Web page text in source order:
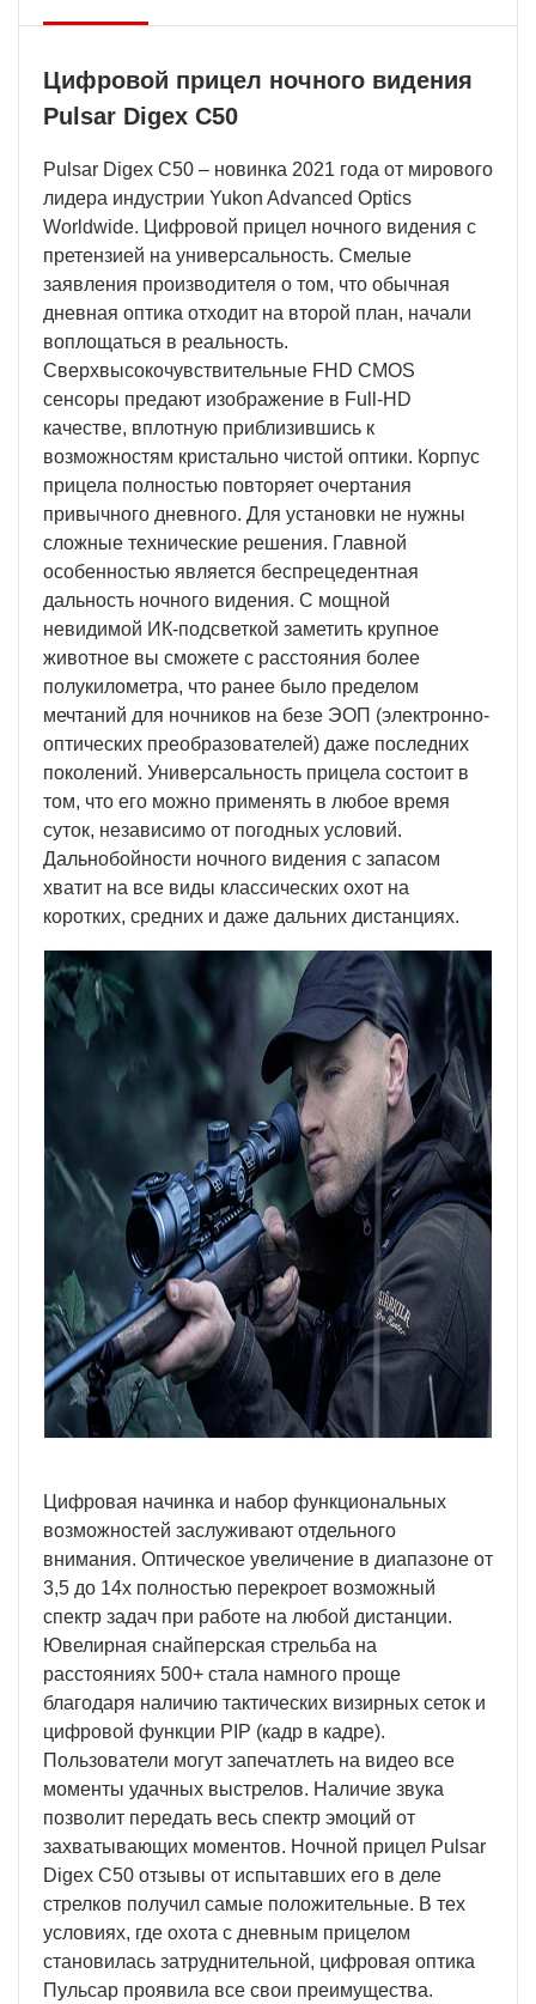
Цифровой прицел ночного видения
Pulsar Digex C50
Pulsar Digex C50 – новинка 2021 года от мирового
лидера индустрии Yukon Advanced Optics
Worldwide. Цифровой прицел ночного видения с
претензией на универсальность. Смелые
заявления производителя о том, что обычная
дневная оптика отходит на второй план, начали
воплощаться в реальность.
Сверхвысокочувствительные FHD CMOS
сенсоры предают изображение в Full-HD
качестве, вплотную приблизившись к
возможностям кристально чистой оптики. Корпус
прицела полностью повторяет очертания
привычного дневного. Для установки не нужны
сложные технические решения. Главной
особенностью является беспрецедентная
дальность ночного видения. С мощной
невидимой ИК-подсветкой заметить крупное
животное вы сможете с расстояния более
полукилометра, что ранее было пределом
мечтаний для ночников на безе ЭОП (электронно-
оптических преобразователей) даже последних
поколений. Универсальность прицела состоит в
том, что его можно применять в любое время
суток, независимо от погодных условий.
Дальнобойности ночного видения с запасом
хватит на все виды классических охот на
коротких, средних и даже дальних дистанциях.
Цифровая начинка и набор функциональных
возможностей заслуживают отдельного
внимания. Оптическое увеличение в диапазоне от
3,5 до 14х полностью перекроет возможный
спектр задач при работе на любой дистанции.
Ювелирная снайперская стрельба на
расстояниях 500+ стала намного проще
благодаря наличию тактических визирных сеток и
цифровой функции PIP (кадр в кадре).
Пользователи могут запечатлеть на видео все
моменты удачных выстрелов. Наличие звука
позволит передать весь спектр эмоций от
захватывающих моментов. Ночной прицел Pulsar
Digex C50 отзывы от испытавших его в деле
стрелков получил самые положительные. В тех
условиях, где охота с дневным прицелом
становилась затруднительной, цифровая оптика
Пульсар проявила все свои преимущества.